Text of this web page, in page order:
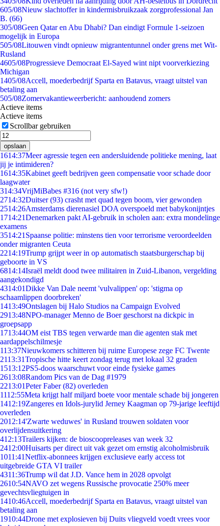
605/08Nieuw slachtoffer in kindermisbruikzaak zorgprofessional Jan
B. (66)
305/08Geen Qatar en Abu Dhabi? Dan eindigt Formule 1-seizoen
mogelijk in Europa
505/08Litouwen vindt opnieuw migrantentunnel onder grens met Wit-
Rusland
4605/08Progressieve Democraat El-Sayed wint nipt voorverkiezing
Michigan
1405/08Accell, moederbedrijf Sparta en Batavus, vraagt uitstel van
betaling aan
505/08Zomervakantieweerbericht: aanhoudend zomers
Actieve items
Actieve items
Scrollbar gebruiken
opslaan
1614:37Meer agressie tegen een andersluidende politieke mening, laat
jij je intimideren?
1614:35Kabinet geeft bedrijven geen compensatie voor schade door
laagwater
314:34VrijMiBabes #316 (not very sfw!)
2714:32Duitser (93) crasht met quad tegen boom, vier gewonden
2514:26Amsterdams dierenasiel DOA overspoeld met babykonijntjes
1714:21Denemarken pakt AI-gebruik in scholen aan: extra mondelinge
examens
3514:21 Spaanse politie: minstens tien voor terrorisme veroordeelden
onder migranten Ceuta
2214:19Trump grijpt weer in op automatisch staatsburgerschap bij
geboorte in VS
6814:14Israël meldt dood twee militairen in Zuid-Libanon, vergelding
aangekondigd
4314:01Dikke Van Dale neemt 'vulvalippen' op: 'stigma op
schaamlippen doorbreken'
1413:49Ontslagen bij Halo Studios na Campaign Evolved
2913:48NPO-manager Menno de Boer geschorst na dickpic in
groepsapp
1713:44OM eist TBS tegen verwarde man die agenten stak met
aardappelschilmesje
113:37Nieuwkomers schitteren bij ruime Europese zege FC Twente
2113:31Tropische hitte keert zondag terug met lokaal 32 graden
1513:12PS5-doos waarschuwt voor einde fysieke games
2613:08Random Pics van de Dag #1979
2213:01Peter Faber (82) overleden
1112:55Meta krijgt half miljard boete voor mentale schade bij jongeren
1412:19Zangeres en Idols-jurylid Jerney Kaagman op 79-jarige leeftijd
overleden
2012:14'Zwarte weduwes' in Rusland trouwen soldaten voor
overlijdensuitkering
412:13Trailers kijken: de bioscoopreleases van week 32
2412:00Huisarts per direct uit vak gezet om ernstig alcoholmisbruik
1011:41Netflix-abonnees krijgen exclusieve early access tot
uitgebreide GTA VI trailer
4311:36Trump wil dat J.D. Vance hem in 2028 opvolgt
2610:54NAVO zet wegens Russische provocatie 250% meer
gevechtsvliegtuigen in
1410:46Accell, moederbedrijf Sparta en Batavus, vraagt uitstel van
betaling aan
1910:44Drone met explosieven bij Duits vliegveld voedt vrees voor